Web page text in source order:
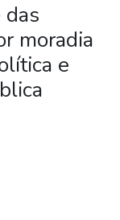
moradia
e